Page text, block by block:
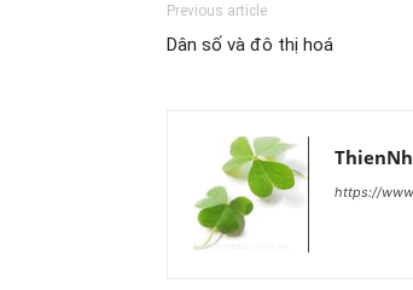
Previous article
Dân số và đô thị hoá
https://